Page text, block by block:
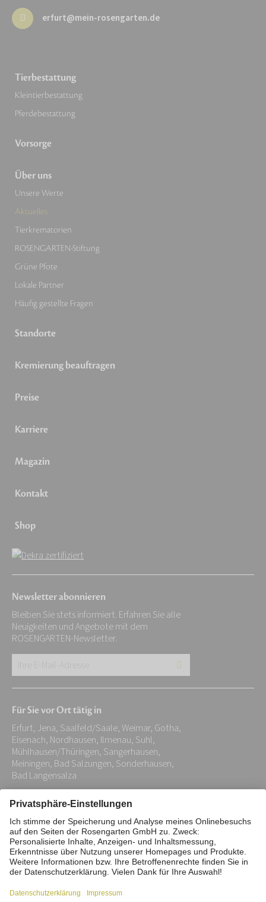
erfurt@mein-rosengarten.de
Tierbestattung
Kleintierbestattung
Pferdebestattung
Vorsorge
Über uns
Unsere Werte
Aktuelles
Tierkrematorien
ROSENGARTEN-Stiftung
Grüne Pfote
Lokale Partner
Häufig gestellte Fragen
Standorte
Kremierung beauftragen
Preise
Karriere
Magazin
Kontakt
Shop
Newsletter abonnieren
Bleiben Sie stets informiert. Erfahren Sie alle
Neuigkeiten und Angebote mit dem
ROSENGARTEN-Newsletter.
E-
Adresse:
*
Für Sie vor Ort tätig in
Erfurt, Jena, Saalfeld/Saale, Weimar, Gotha,
Eisenach, Nordhausen, Ilmenau, Suhl,
Mühlhausen/Thüringen, Sangerhausen,
Meiningen, Bad Salzungen, Sonderhausen,
Bad Langensalza
Impressum Datenschutz
Stiftung
Interne Meldestelle
Zahlungsmittel
Barrierefreiheitserklärung
Vertrag widerrufen